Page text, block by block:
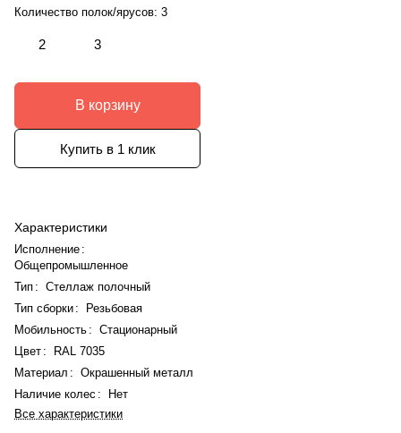
Количество полок/ярусов: 3
2 3
В корзину
Купить в 1 клик
Характеристики
Исполнение :
Общепромышленное
Тип : Стеллаж полочный
Тип сборки:
Резьбовая
Мобильность : Стационарный
Цвет :
RAL 7035
Материал : Окрашенный металл
Наличие колес :
Нет
Все характеристики